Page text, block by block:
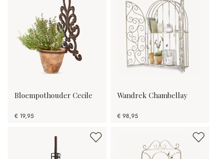
Bloempothouder Cecile
€ 19,95
Wandrek Chambellay
€ 98,95